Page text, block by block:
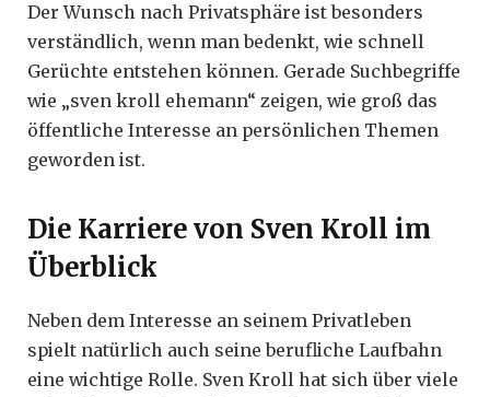
Der Wunsch nach Privatsphäre ist besonders
verständlich, wenn man bedenkt, wie schnell
Gerüchte entstehen können. Gerade Suchbegriffe
wie „sven kroll ehemann“ zeigen, wie groß das
öffentliche Interesse an persönlichen Themen
geworden ist.
Die Karriere von Sven Kroll im
Überblick
Neben dem Interesse an seinem Privatleben
spielt natürlich auch seine berufliche Laufbahn
eine wichtige Rolle. Sven Kroll hat sich über viele